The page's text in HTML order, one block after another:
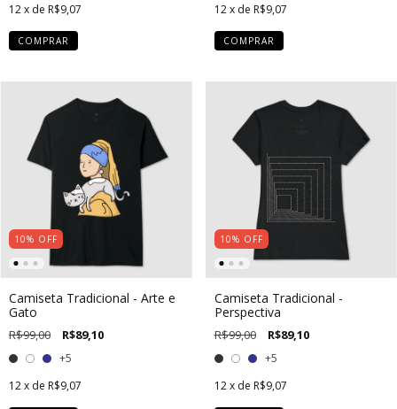
12x de R$9,07
COMPRAR
12 x de R$9,07
COMPRAR
10% OFF
Camiseta Tradicional - Arte e
Gato
R$99,00 R$89,10
+5
12x de R$9,07
10% OFF
Camiseta Tradicional -
Perspectiva
R$99,00 R$89,10
+5
12 x de R$9,07